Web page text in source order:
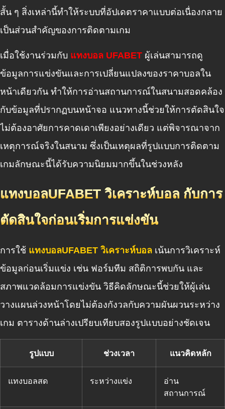
สั้น ๆ สิ่งเหล่านี้ทำให้ระบบที่อัปเดตราคาแบบต่อเนื่องกลาย
เป็นส่วนสำคัญของการติดตามเกม
เมื่อใช้งานร่วมกับ แทงบอล UFABET ผู้เล่นสามารถดู
ข้อมูลการแข่งขันและการเปลี่ยนแปลงของราคาบอลใน
หน้าเดียวกัน ทำให้การอ่านสถานการณ์ในสนามสอดคล้อง
กับข้อมูลที่ปรากฏบนหน้าจอ แนวทางนี้ช่วยให้การตัดสินใจ
ไม่ต้องอาศัยการคาดเดาเพียงอย่างเดียว แต่พิจารณาจาก
เหตุการณ์จริงในสนาม ซึ่งเป็นเหตุผลที่รูปแบบการติดตาม
เกมลักษณะนี้ได้รับความนิยมมากขึ้นในช่วงหลัง
แทงบอลUFABET วิเคราะห์บอล กับการ
ตัดสินใจก่อนเริ่มการแข่งขัน
การใช้ แทงบอลUFABET วิเคราะห์บอล เน้นการวิเคราะห์
ข้อมูลก่อนเริ่มแข่ง เช่น ฟอร์มทีม สถิติการพบกัน และ
สภาพแวดล้อมการแข่งขัน วิธีคิดลักษณะนี้ช่วยให้ผู้เล่น
วางแผนล่วงหน้าโดยไม่ต้องกังวลกับความผันผวนระหว่าง
เกม ตารางด้านล่างเปรียบเทียบสองรูปแบบอย่างชัดเจน
รูปแบบ ช่วงเวลา แนวคิดหลัก
แทงบอลสด ระหว่างแข่ง
อ่าน
สถานการณ์